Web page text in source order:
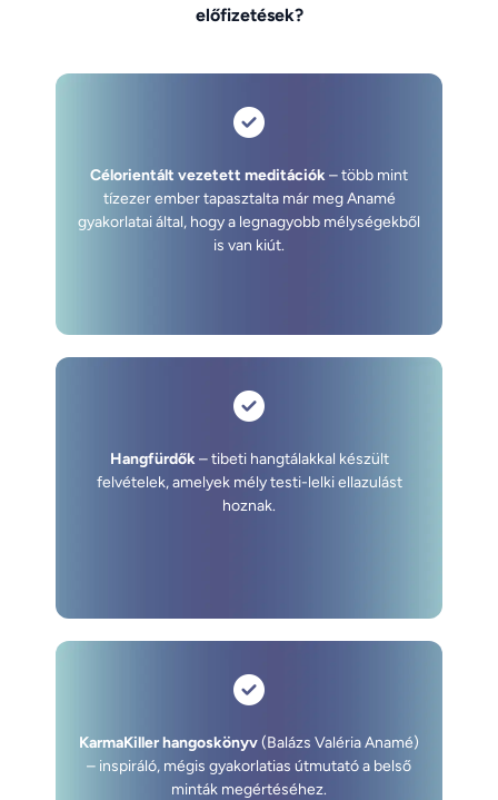
előfizetések?
Célorientált vezetett meditációk– több mint
tízezer ember tapasztalta már meg Anamé
gyakorlatai által, hogy a legnagyobb mélységekből
is van kiút.
Hangfürdők– tibeti hangtálakkal készült
felvételek, amelyek mély testi-lelki ellazulást
hoznak.
KarmaKiller hangoskönyv(Balázs Valéria Anamé)
– inspiráló, mégis gyakorlatias útmutató a belső
minták megértéséhez.